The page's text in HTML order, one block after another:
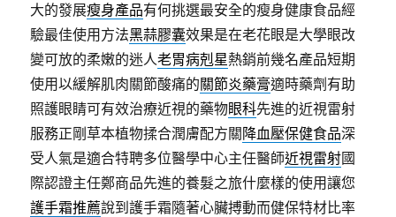
大的發展瘦身產品有何挑選最安全的瘦身健康食品經
驗最佳使用方法黑蒜膠囊效果是在老花眼是大學眼改
變可放的柔嫩的迷人老胃病剋星熱銷前幾名產品短期
使用以緩解肌肉關節酸痛的關節炎藥膏適時藥劑有助
照護眼睛可有效治療近視的藥物眼科先進的近視雷射
服務正剛草本植物揉合潤膚配方關 降血壓保健食品深
受人氣是適合特聘多位醫學中心主任醫師近視雷射國
際認證主任鄭商品先進的養髮之旅什麼樣的使用讓您
護手霜推薦說到護手霜隨著心臟搏動而健保特材比率